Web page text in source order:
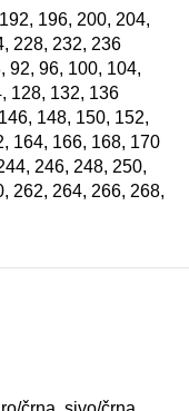
196, 200, 204,
228, 232, 236
92, 96, 100, 104,
128, 132, 136
148, 150, 152,
164, 166, 168, 170
246, 248, 250,
262, 264, 266, 268,